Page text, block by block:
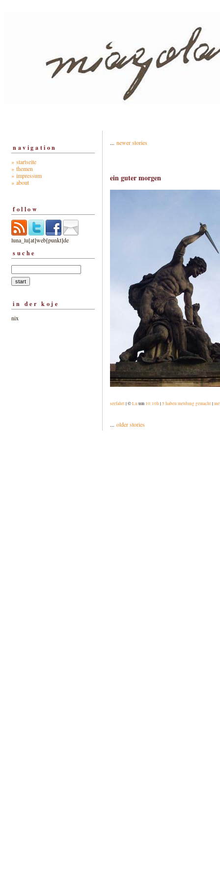
navigation
» startseite
» themen
» impressum
» about
follow
luna_lu[at]web[punkt]de
suche
in der koje
nix
... newer stories
ein guter morgen
seefahrt| ©Lu um 10:10h |5 haben meldung gemacht|
... older stories